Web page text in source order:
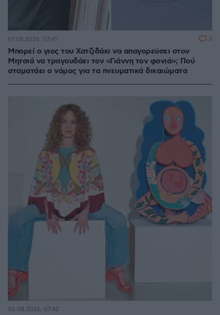
Μπορεί ο γιος του Χατζιδάκι να απαγορεύσει στον
Μητσιά να τραγουδάει τον «Γιάννη τον φονιά»; Πού
σταματάει ο νόμος για τα πνευματικά δικαιώματα
07.08.2026, 07:41 5
06.08.2026, 07:42